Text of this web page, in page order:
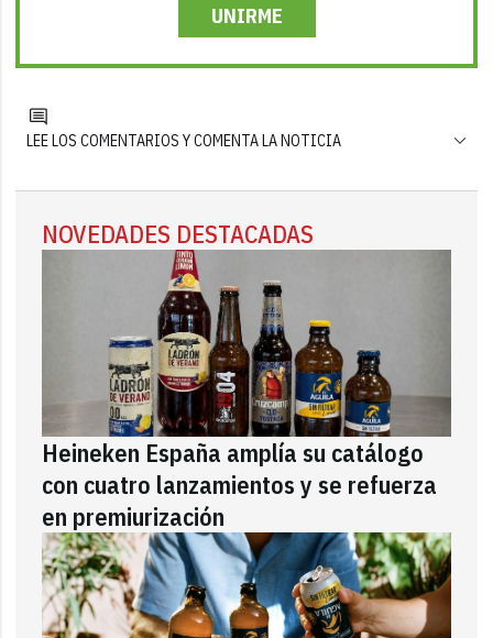
UNIRME
LEE LOS COMENTARIOS Y COMENTA LA NOTICIA
NOVEDADES DESTACADAS
Heineken España amplía su catálogo
con cuatro lanzamientos y se refuerza
en premiurización